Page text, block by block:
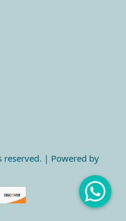
reserved. | Powered by